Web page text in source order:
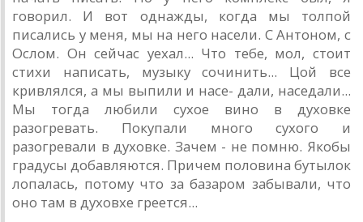
говорил. И вот однажды, когда мы толпой
писались у меня, мы на него насели. С Антоном, с
Ослом. Он сейчас уехал... Что тебе, мол, стоит
стихи написать, музыку сочинить... Цой все
кривлялся, а мы выпили и насе- дали, наседали...
Мы тогда любили сухое вино в духовке
разогревать. Покупали много сухого и
разогревали в духовке. Зачем - не помню. Якобы
градусы добавляются. Причем половина бутылок
лопалась, потому что за базаром забывали, что
оно там в духовхе греется...